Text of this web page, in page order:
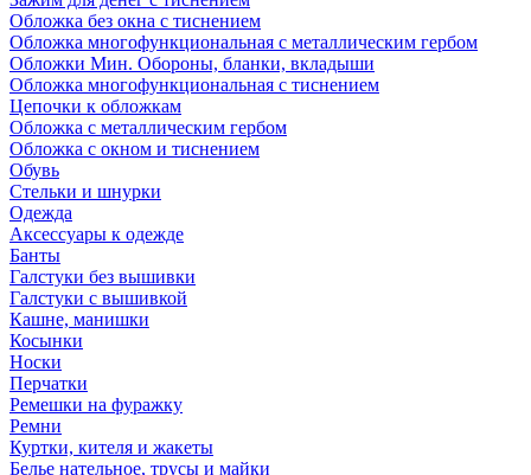
Обложка без окна с тиснением
Обложка многофункциональная с металлическим гербом
Обложки Мин. Обороны, бланки, вкладыши
Обложка многофункциональная с тиснением
Цепочки к обложкам
Обложка с металлическим гербом
Обложка с окном и тиснением
Обувь
Стельки и шнурки
Одежда
Аксессуары к одежде
Банты
Галстуки без вышивки
Галстуки с вышивкой
Кашне, манишки
Косынки
Носки
Перчатки
Ремешки на фуражку
Ремни
Куртки, кителя и жакеты
Белье нательное, трусы и майки